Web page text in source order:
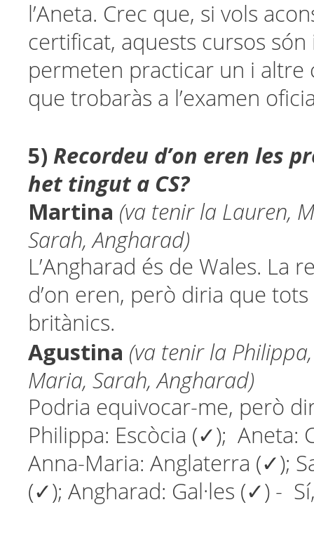
l’Aneta. Crec que, si vols
certificat, aquests cursos són
permeten practicar un i altre
que trobaràs a l’examen
5) Recordeu d’on eren les
het tingut a CS?
Martina (va tenir la Lauren,
Sarah, Angharad)
L’Angharad és de Wales. La
d’on eren, però diria que
britànics.
Agustina (va tenir la
Maria, Sarah, Angharad)
Podria equivocar-me, però
Philippa: Escòcia (✓); Aneta:
Anna-Maria: Anglaterra (✓);
(✓); Angharad: Gal·les (✓) -